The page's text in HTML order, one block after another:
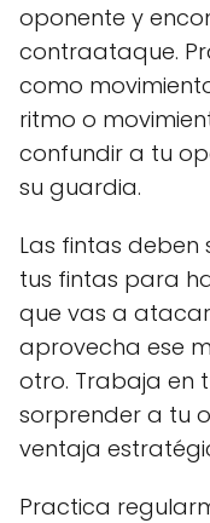
oponente y
contraataque.
como
ritmo o
confundir a tu
su guardia.
Las fintas deben
tus fintas para
que vas a
aprovecha ese
otro. Trabaja en
sorprender a tu
ventaja
Practica